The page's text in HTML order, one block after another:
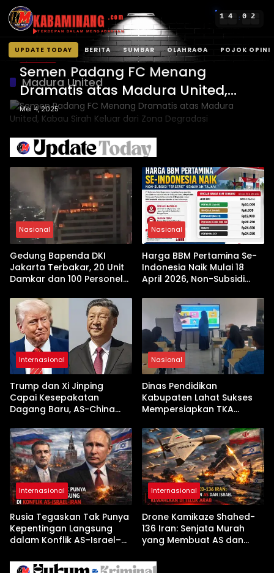
KABAMINANG .com
TERDEPAN DALAM MENGABARKAN
1 4 : 0 2
UPDATE TODAY BERITA SUMBAR OLAHRAGA POJOK OPINI
Langsung
konten
Madura United
Liga 1 BRI
Semen Padang FC Menang
Dramatis atas Madura United,
Kabau Sirah Keluar dari Zona
Degradasi
Mei 4, 2025
Nasional
Gedung Bapenda DKI
Jakarta Terbakar, 20 Unit
Damkar dan 100 Personel
Nasional
Harga BBM Pertamina Se-
Indonesia Naik Mulai 18
April 2026, Non-Subsidi
Internasional
Trump dan Xi Jinping
Capai Kesepakatan
Dagang Baru, AS-China
Jelang Kunjungan Beijing
Nasional
Dinas Pendidikan
Kabupaten Lahat Sukses
Mempersiapkan TKA
Pembekalan Latihan Soal
Tanpa Internet
Internasional
Rusia Tegaskan Tak Punya
Kepentingan Langsung
dalam Konflik AS–Israel–
Internasional
Drone Kamikaze Shahed-
136 Iran: Senjata Murah
yang Membuat AS dan
Arab